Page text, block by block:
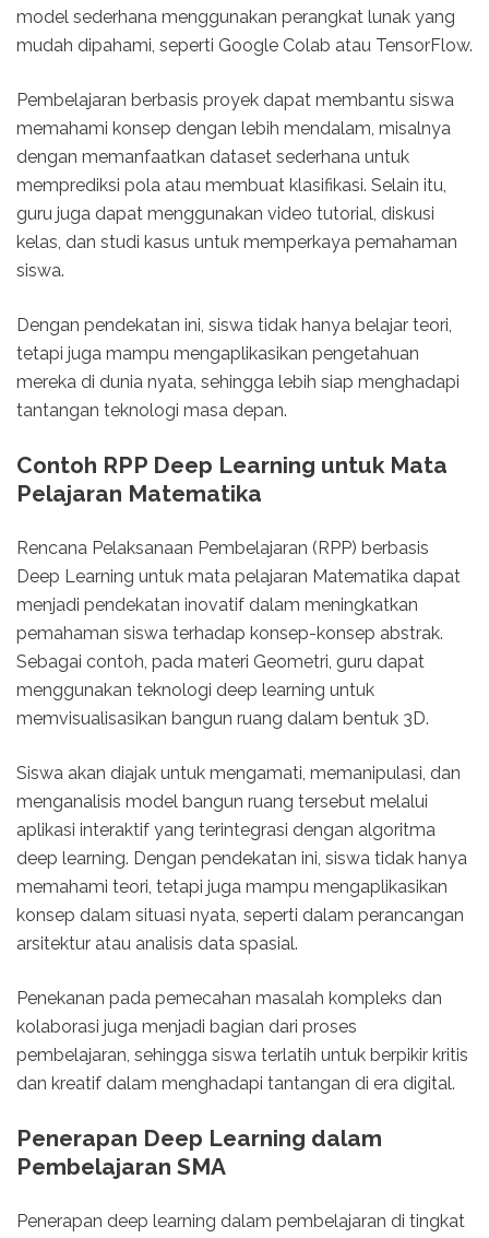
model sederhana menggunakan perangkat lunak yang
mudah dipahami, seperti Google Colab atau TensorFlow.
Pembelajaran berbasis proyek dapat membantu siswa
memahami konsep dengan lebih mendalam, misalnya
dengan memanfaatkan dataset sederhana untuk
memprediksi pola atau membuat klasifikasi. Selain itu,
guru juga dapat menggunakan video tutorial, diskusi
kelas, dan studi kasus untuk memperkaya pemahaman
siswa.
Dengan pendekatan ini, siswa tidak hanya belajar teori,
tetapi juga mampu mengaplikasikan pengetahuan
mereka di dunia nyata, sehingga lebih siap menghadapi
tantangan teknologi masa depan.
Contoh RPP Deep Learning untuk Mata
Pelajaran Matematika
Rencana Pelaksanaan Pembelajaran (RPP) berbasis
Deep Learning untuk mata pelajaran Matematika dapat
menjadi pendekatan inovatif dalam meningkatkan
pemahaman siswa terhadap konsep-konsep abstrak.
Sebagai contoh, pada materi Geometri, guru dapat
menggunakan teknologi deep learning untuk
memvisualisasikan bangun ruang dalam bentuk 3D.
Siswa akan diajak untuk mengamati, memanipulasi, dan
menganalisis model bangun ruang tersebut melalui
aplikasi interaktif yang terintegrasi dengan algoritma
deep learning. Dengan pendekatan ini, siswa tidak hanya
memahami teori, tetapi juga mampu mengaplikasikan
konsep dalam situasi nyata, seperti dalam perancangan
arsitektur atau analisis data spasial.
Penekanan pada pemecahan masalah kompleks dan
kolaborasi juga menjadi bagian dari proses
pembelajaran, sehingga siswa terlatih untuk berpikir kritis
dan kreatif dalam menghadapi tantangan di era digital.
Penerapan Deep Learning dalam
Pembelajaran SMA
Penerapan deep learning dalam pembelajaran di tingkat